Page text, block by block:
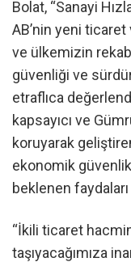
Bolat, “Sanayi
AB’nin yeni ticaret
ve ülkemizin
güvenliği ve
etraflıca
kapsayıcı ve
koruyarak
ekonomik
beklenen faydaları
“İkili ticaret
taşıyacağımıza